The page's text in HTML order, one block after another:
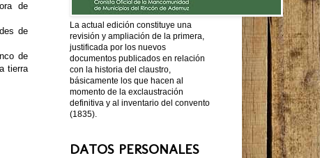
de
de
de
tierra
La actual edición constituye una
revisión y ampliación de la primera,
justificada por los nuevos
documentos publicados en relación
con la historia del claustro,
básicamente los que hacen al
momento de la exclaustración
definitiva y al inventario del convento
(1835).
DATOS PERSONALES